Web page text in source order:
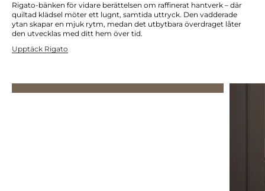
Rigato-bänken för vidare berättelsen om raffinerat hantverk – där
quiltad klädsel möter ett lugnt, samtida uttryck. Den vadderade
ytan skapar en mjuk rytm, medan det utbytbara överdraget låter
den utvecklas med ditt hem över tid.
Upptäck Rigato